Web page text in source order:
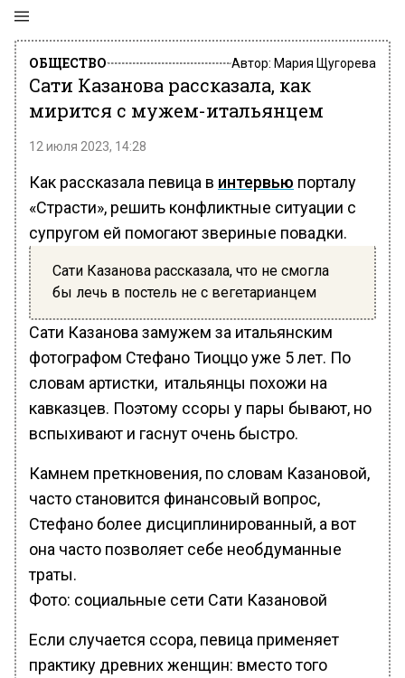
ОБЩЕСТВО Автор: Мария Щугорева
Сати Казанова рассказала, как
мирится с мужем-итальянцем
12 июля 2023, 14:28
Как рассказала певица в интервью порталу
«Страсти», решить конфликтные ситуации с
супругом ей помогают звериные повадки.
Сати Казанова рассказала, что не смогла
бы лечь в постель не с вегетарианцем
Сати Казанова замужем за итальянским
фотографом Стефано Тиоццо уже 5 лет. По
словам артистки, итальянцы похожи на
кавказцев. Поэтому ссоры у пары бывают, но
вспыхивают и гаснут очень быстро.
Камнем преткновения, по словам Казановой,
часто становится финансовый вопрос,
Стефано более дисциплинированный, а вот
она часто позволяет себе необдуманные
траты.
Фото: социальные сети Сати Казановой
Если случается ссора, певица применяет
практику древних женщин: вместо того